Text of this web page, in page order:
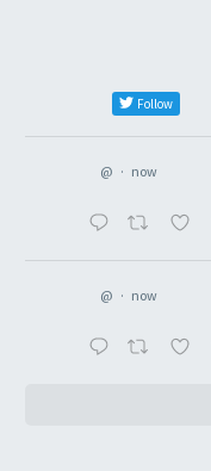
Follow
@ · now
@ · now